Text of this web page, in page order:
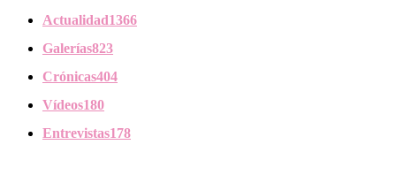
Actualidad1366
Galerías823
Crónicas404
Vídeos180
Entrevistas178